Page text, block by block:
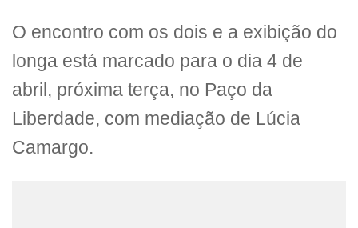
O encontro com os dois e a exibição do
longa está marcado para o dia 4 de
abril, próxima terça, no Paço da
Liberdade, com mediação de Lúcia
Camargo.